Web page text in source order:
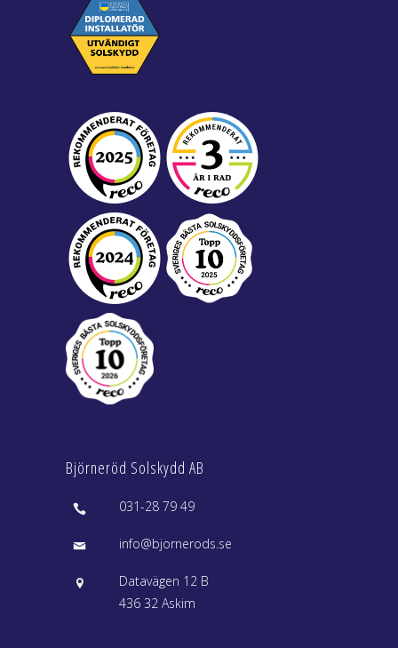
Björneröd Solskydd AB
031-28 79 49
info@bjornerods.se
Datavägen 12 B
436 32 Askim